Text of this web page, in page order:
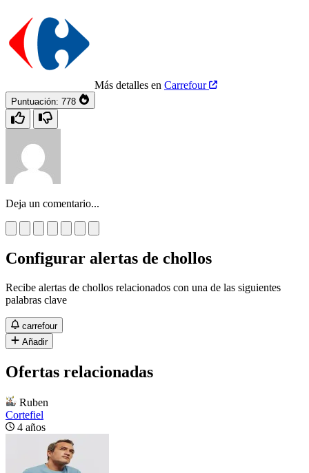
Más detalles en Carrefour
Puntuación: 778
Deja un comentario...
Configurar alertas de chollos
Recibe alertas de chollos relacionados con una de las siguientes
palabras clave
carrefour
Añadir
Ofertas relacionadas
Ruben
Cortefiel
4 años